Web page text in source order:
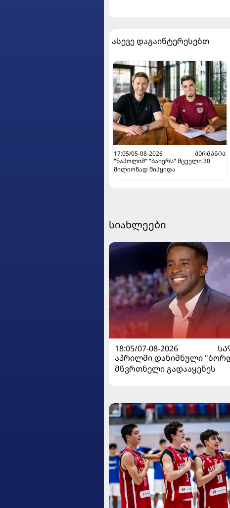
ასევე დაგაინტერესებთ
17:05/05-08-2026
ᲒᲔᲠᲛᲐᲜᲘᲐ
"ნაპოლიმ" "ბაიერს" მცველი 30
მილიონად მიჰყიდა
სიახლეები
18:05/07-08-2026
აპრილში დანიშნული
მწვრთნელი გადააყენეს